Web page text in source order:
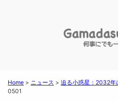
Home > ニュース > 迫る小惑星：2032年
0501